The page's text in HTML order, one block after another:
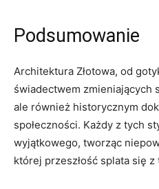
Podsumowanie
Architektura Złotowa, od
świadectwem zmieniających
⁢ale ‍również historycznym
społeczności. Każdy ⁢z tych
⁣wyjątkowego, tworząc⁤
której przeszłość splata się